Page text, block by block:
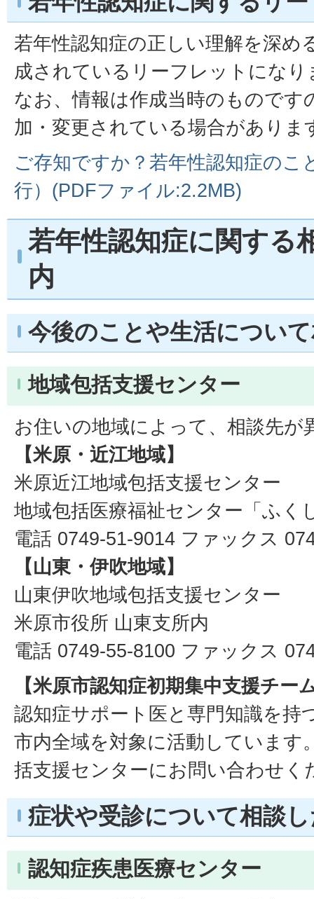
若年性認知症の正しい理解を深め
成されているリーフレットになり
なお、情報は作成当時のものです
加・変更されている場合がありま
ご存知ですか？若年性認知症のこ
行）(PDFファイル:2.2MB)
若年性認知症に関する
内
今後のことや生活につい
地域包括支援センター
お住いの地域によって、相談先が
【米原・近江地域】
米原近江地域包括支援センター
地域包括医療福祉センター「ふく
電話 0749-51-9014 ファックス
【山東・伊吹地域】
山東伊吹地域包括支援センター
米原市役所 山東支所内
電話 0749-55-8100 ファックス
【米原市認知症初期集中支援チー
認知症サポート医と専門知識を持
市内全域を対象に活動しています
括支援センターにお問い合わせく
症状や受診について相談
認知症疾患医療センター